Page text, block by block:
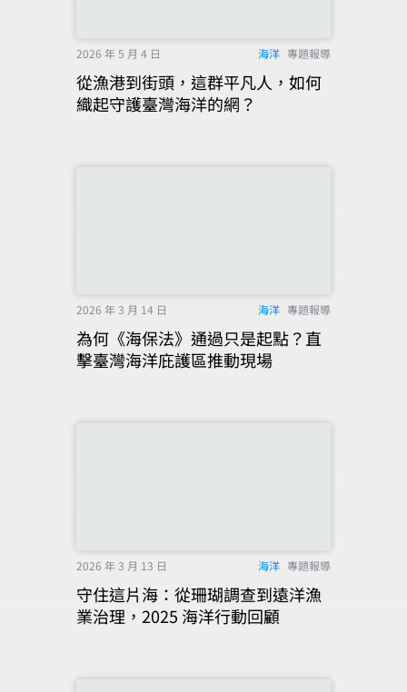
2026 年 5 月 4 日 海洋 專題報導
從漁港到街頭，這群平凡人，如何
織起守護臺灣海洋的網？
2026 年 3 月 14 日 海洋 專題報導
為何《海保法》通過只是起點？直
擊臺灣海洋庇護區推動現場
2026 年 3 月 13 日 海洋 專題報導
守住這片海：從珊瑚調查到遠洋漁
業治理，2025 海洋行動回顧